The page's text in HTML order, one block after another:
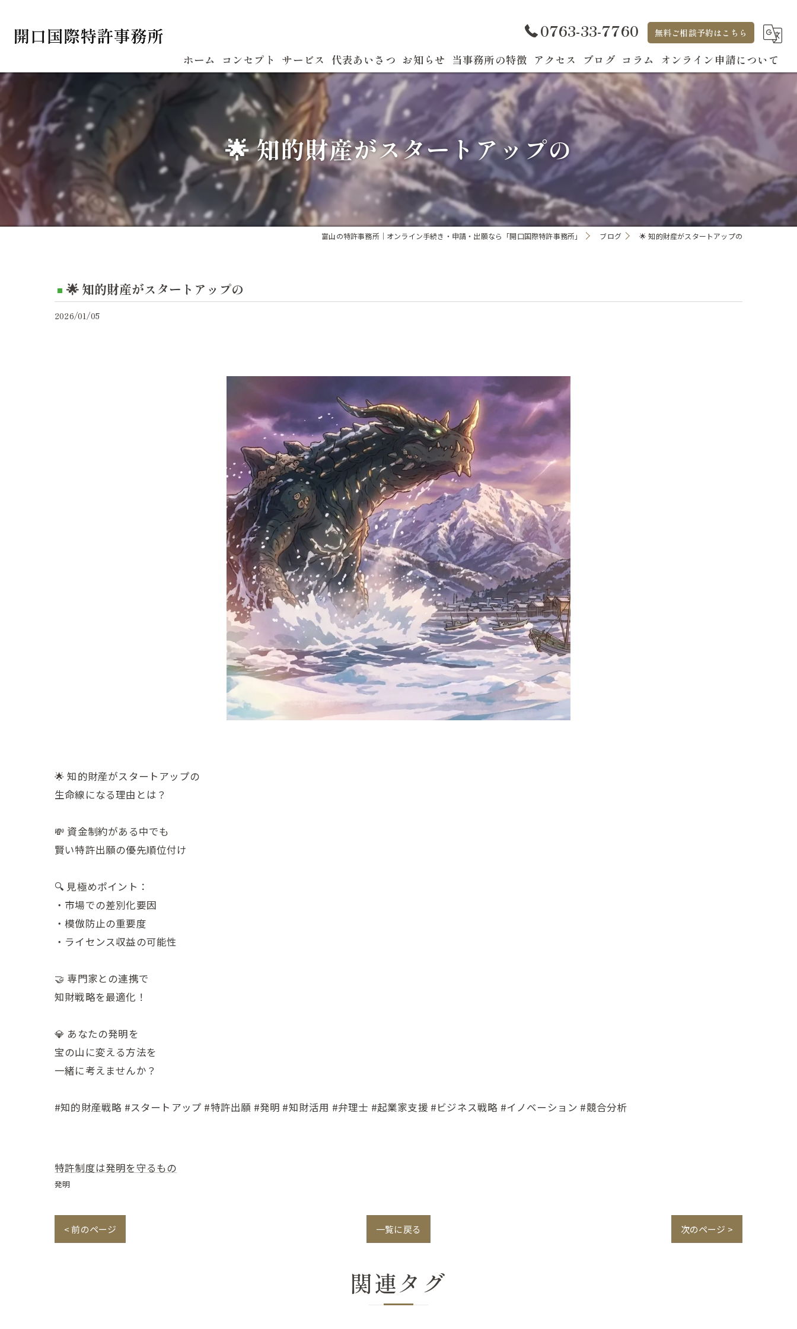
0763-33-7760 無料ご相談予約はこちら
ホーム コンセプト サービス
よくある質問
代表あいさつ お知らせ 当事務所の特徴
特許
商標
実用新案
国際出願
発明
アクセス ブログ コラム オンライン申請について
🌟 知的財産がスタートアップの
富山の特許事務所｜オンライン手続き・申請・出願なら「開口国際特許事務所」 ブログ 🌟 知的財産がスタートアップの
🌟 知的財産がスタートアップの
2026/01/05
🌟 知的財産がスタートアップの
生命線になる理由とは？
💸 資金制約がある中でも
賢い特許出願の優先順位付け
🔍 見極めポイント：
・市場での差別化要因
・模倣防止の重要度
・ライセンス収益の可能性
🤝 専門家との連携で
知財戦略を最適化！
💎 あなたの発明を
宝の山に変える方法を
一緒に考えませんか？
#知的財産戦略 #スタートアップ #特許出願 #発明 #知財活用 #弁理士 #起業家支援 #ビジネス戦略 #イノベーション #競合分析
特許制度は発明を守るもの
発明
< 前のページ 一覧に戻る 次のページ >
関連タグ